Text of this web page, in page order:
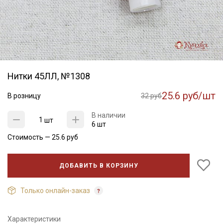
Нитки 45ЛЛ, №1308
В розницу 32 руб25.6 руб/шт
шт
В наличии
6 шт
Стоимость — 25.6 руб
ДОБАВИТЬ В КОРЗИНУ
Только онлайн-заказ
Характеристики